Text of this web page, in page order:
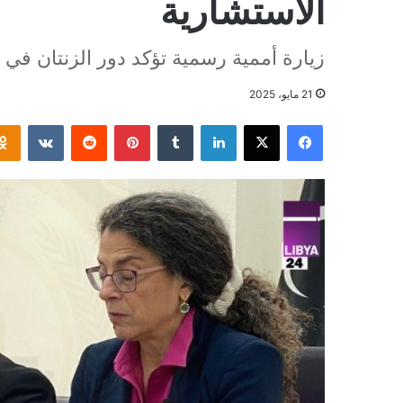
الاستشارية
زيارة أممية رسمية تؤكد دور الزنتان في
21 مايو، 2025
فيسبوك ‫X لينكدإن بينتيريست